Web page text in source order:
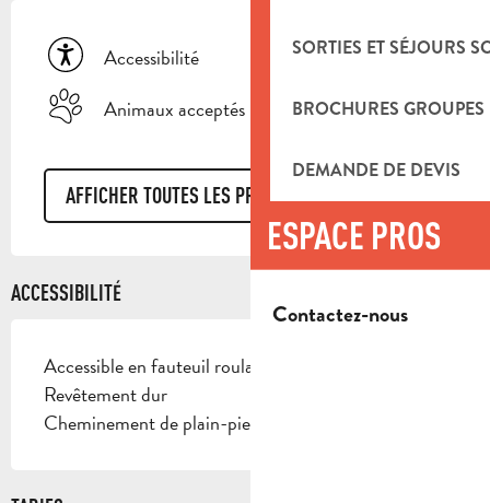
SORTIES ET SÉJOURS
BROCHURES GROUPES
DEMANDE DE DEVIS
ESPACE PROS
Contactez-nous
Accessibilité
Animaux acceptés
AFFICHER TOUTES LES PRESTATIONS
ACCESSIBILITÉ
Accessible en fauteuil roulant en autonomie
Revêtement dur
Cheminement de plain-pied